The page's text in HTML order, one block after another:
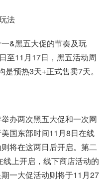
法
&黑五大促的节奏及玩
至11月17日，黑五活动周
预热3天+正式售卖7天。
办两次黑五大促和一次网
国东部时间11月8日在线
将在这两日后开启。第二
上开启，线下商店活动的
一大促活动则将于11月27